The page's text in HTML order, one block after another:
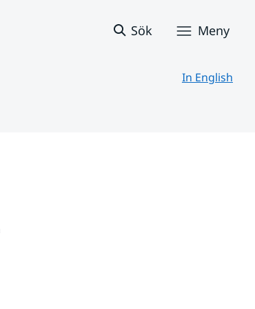
Sök Meny
In English